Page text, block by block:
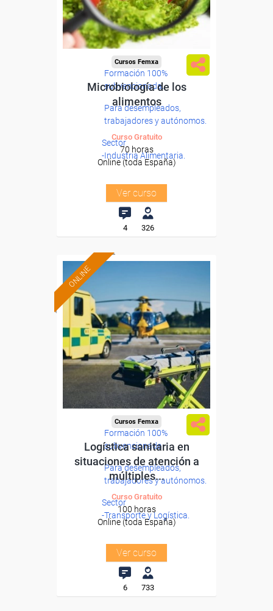
Formación 100%
subvencionada.
Para desempleados,
trabajadores y autónomos.
Sector
-Industria Alimentaria.
Cursos Femxa
Microbiología de los
alimentos
Curso Gratuito
70 horas
Online (toda España)
Ver curso
4 326
ONLINE
Formación 100%
subvencionada.
Para desempleados,
trabajadores y autónomos.
Sector
-Transporte y Logística.
Cursos Femxa
Logística sanitaria en
situaciones de atención a
múltiples...
Curso Gratuito
100 horas
Online (toda España)
Ver curso
6 733